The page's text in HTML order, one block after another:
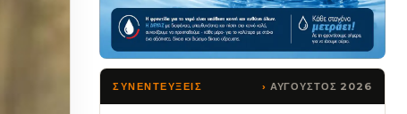
ΣΥΝΕΝΤΕΥΞΕΙΣ ΑΥΓΟΥΣΤΟΣ 2026